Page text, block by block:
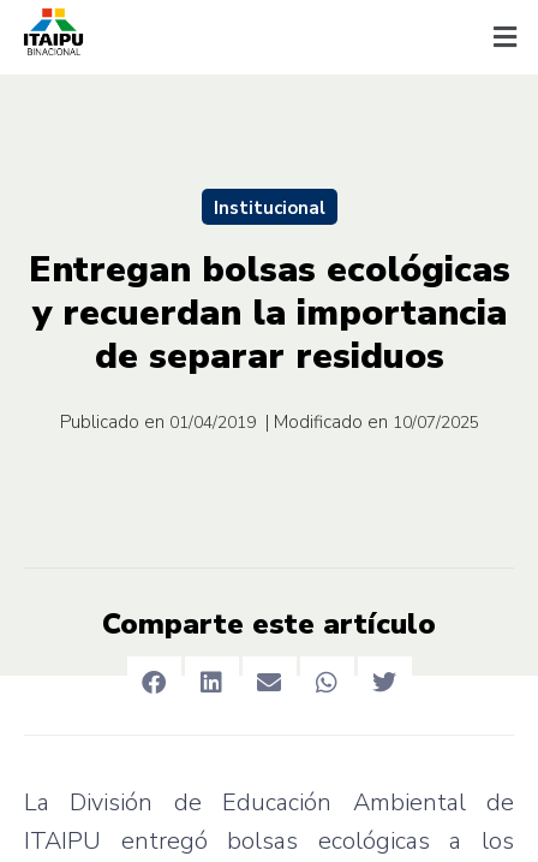
Institucional
Entregan bolsas ecológicas
y recuerdan la importancia
de separar residuos
Publicado en 01/04/2019 | Modificado en 10/07/2025
Comparte este artículo
La División de Educación Ambiental de
ITAIPU entregó bolsas ecológicas a los